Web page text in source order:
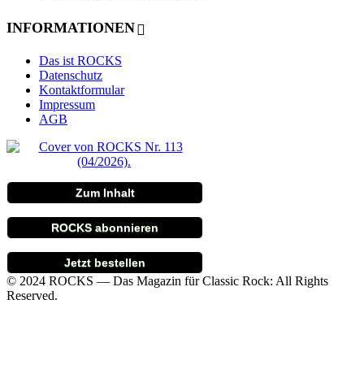
INFORMATIONEN
Das ist ROCKS
Datenschutz
Kontaktformular
Impressum
AGB
Zum Inhalt
ROCKS abonnieren
Jetzt bestellen
© 2024 ROCKS — Das Magazin für Classic Rock: All Rights
Reserved.